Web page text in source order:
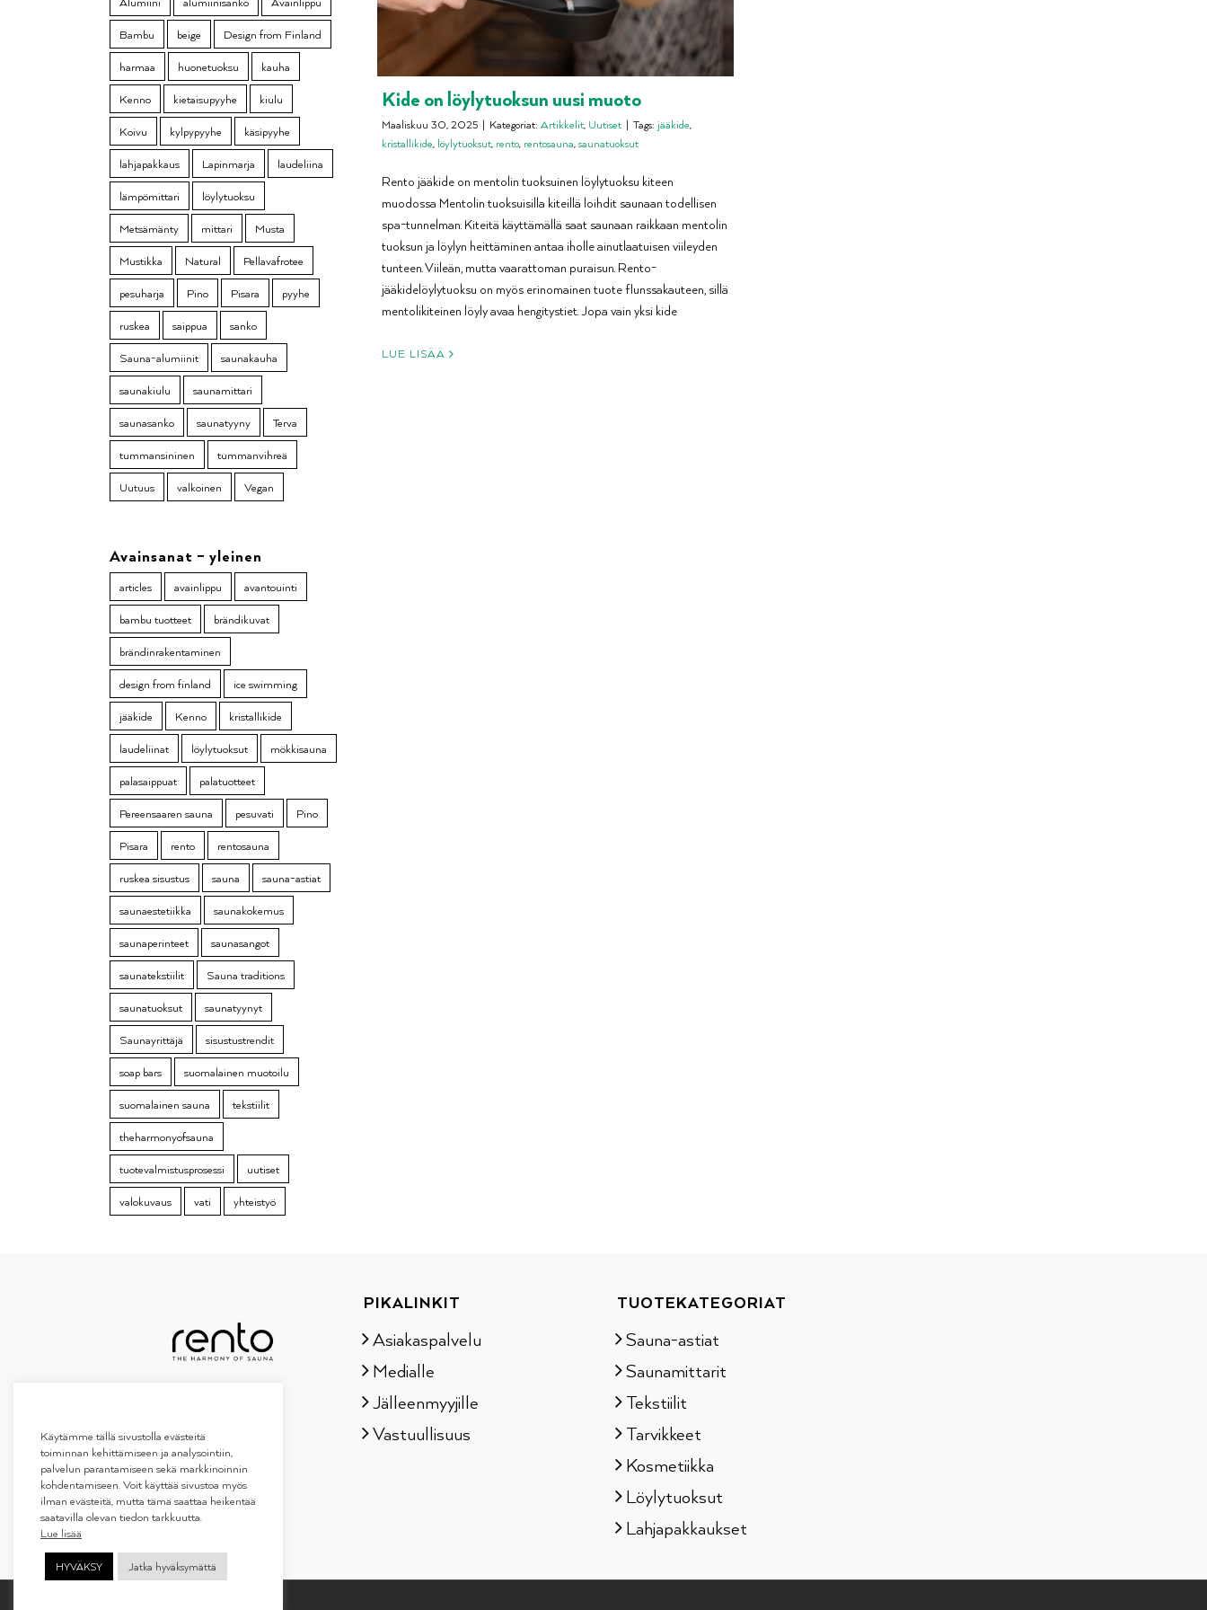
Kide on löylytuoksun uusi muoto
Maaliskuu 30, 2025 | Kategoriat: Artikkelit, Uutiset | Tags: jääkide,
kristallikide, löylytuoksut, rento, rentosauna,saunatuoksut
Rento jääkide on mentolin tuoksuinen löylytuoksu kiteen
muodossa Mentolin tuoksuisilla kiteillä loihdit saunaan todellisen
spa-tunnelman. Kiteitä käyttämällä saat saunaan raikkaan mentolin
tuoksun ja löylyn heittäminen antaa iholle ainutlaatuisen viileyden
tunteen. Viileän, mutta vaarattoman puraisun. Rento-
jääkidelöylytuoksu on myös erinomainen tuote flunssakauteen, sillä
mentolikiteinen löyly avaa hengitystiet. Jopa vain yksi kide
LUE LISÄÄ
Bambu
beige
Design from Finland
harmaa
huonetuoksu
kauha
Kenno
kietaisupyyhe
kiulu
Koivu
kylpypyyhe
käsipyyhe
lahjapakkaus
Lapinmarja
laudeliina
lämpömittari
löylytuoksu
Metsämänty
mittari
Musta
Mustikka
Natural
Pellavafrotee
pesuharja
Pino Pisara
pyyhe
ruskea
saippua
sanko
Sauna-alumiinit
saunakauha
saunakiulu
saunamittari
saunasanko
saunatyyny
Terva
tummansininen
tummanvihreä
Uutuus
valkoinen Vegan
Avainsanat – yleinen
articles avainlippu
avantouinti
bambu tuotteet
brändikuvat
brändinrakentaminen
design from finland
ice swimming
jääkide
Kenno
kristallikide
laudeliinat
löylytuoksut
mökkisauna
palasaippuat
palatuotteet
Pereensaaren sauna
pesuvati
Pino
Pisara
rento
rentosauna
ruskea sisustus
sauna
sauna-astiat
saunaestetiikka
saunakokemus
saunaperinteet
saunasangot
saunatekstiilit
Sauna traditions
saunatuoksut
saunatyynyt
Saunayrittäjä
sisustustrendit
soap bars
suomalainen muotoilu
suomalainen sauna
tekstiilit
theharmonyofsauna
tuotevalmistusprosessi
uutiset
valokuvaus
vati yhteistyö
PIKALINKIT
Asiakaspalvelu
Medialle
Jälleenmyyjille
Vastuullisuus
TUOTEKATEGORIAT
Sauna-astiat
Saunamittarit
Tekstiilit
Tarvikkeet
Kosmetiikka
Löylytuoksut
Lahjapakkaukset
Käytämme tällä sivustolla evästeitä
toiminnan kehittämiseen ja analysointiin,
palvelun parantamiseen sekä markkinoinnin
kohdentamiseen. Voit käyttää sivustoa myös
ilman evästeitä, mutta tämä saattaa heikentää
saatavilla olevan tiedon tarkkuutta.
Lue lisää
HYVÄKSY Jatka hyväksymättä